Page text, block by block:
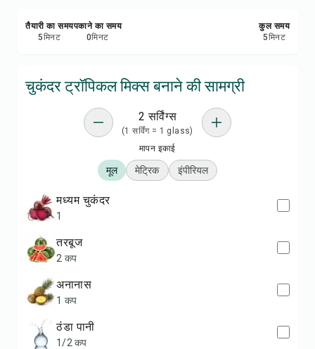
तैयारी का समय
5मिनट
पकाने का समय
0मिनट
कुल समय
5मिनट
चुकंदर ट्रॉपिकल मिक्स बनाने की सामग्री
2 सर्विंग्स
(1 सर्विंग = 1 glass)
मापन इकाई
मूल मेट्रिक इंपीरियल
मध्यम चुकंदर
1
तरबूज
2 कप
अनानास
1 कप
ठंडा पानी
1/2 कप